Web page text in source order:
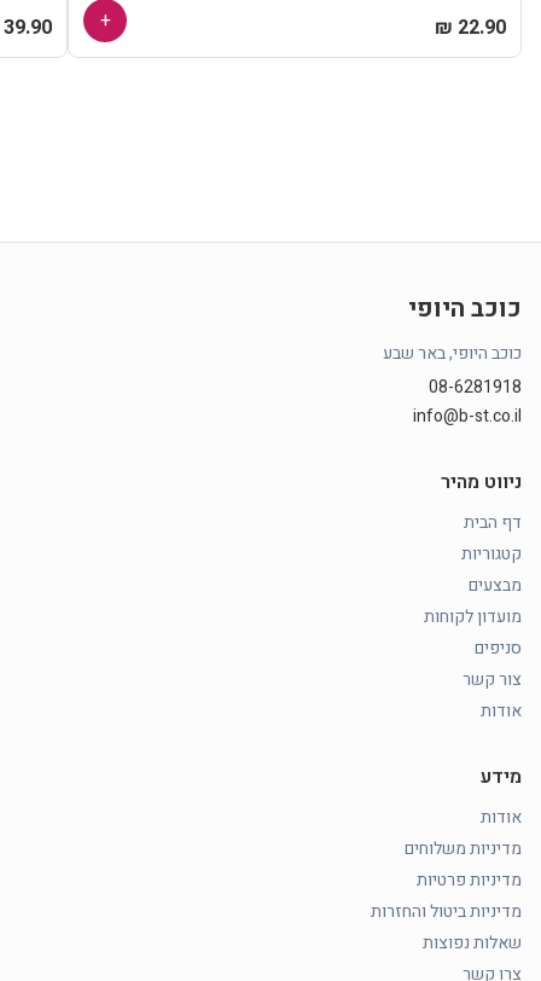
22.90 ₪
+
39.90 ₪
כוכב היופי
כוכב היופי, באר שבע
08-6281918
info@b-st.co.il
ניווט מהיר
דף הבית
קטגוריות
מבצעים
מועדון לקוחות
סניפים
צור קשר
אודות
מידע
אודות
מדיניות משלוחים
מדיניות פרטיות
מדיניות ביטול והחזרות
שאלות נפוצות
צרו קשר